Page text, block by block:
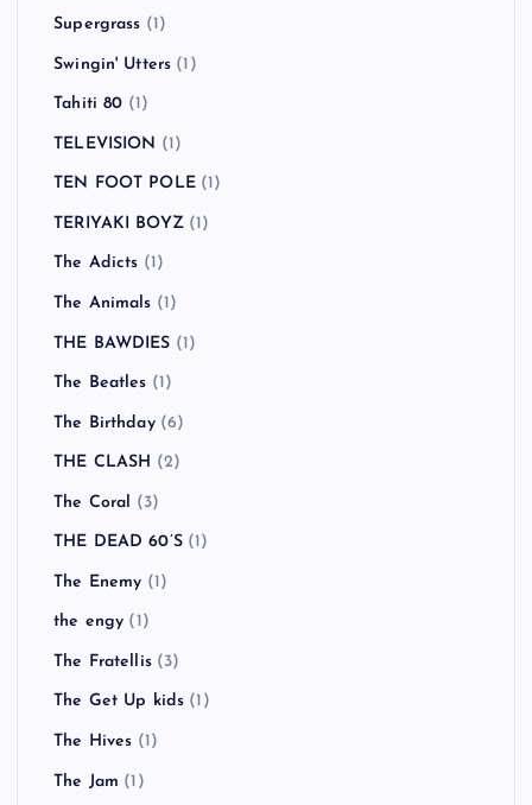
Supergrass (1)
Swingin' Utters (1)
Tahiti 80 (1)
TELEVISION (1)
TEN FOOT POLE(1)
TERIYAKI BOYZ(1)
The Adicts (1)
The Animals (1)
THE BAWDIES (1)
The Beatles (1)
The Birthday(6)
THE CLASH (2)
The Coral (3)
THE DEAD 60’S(1)
The Enemy (1)
the engy (1)
The Fratellis(3)
The Get Up kids (1)
The Hives (1)
The Jam (1)